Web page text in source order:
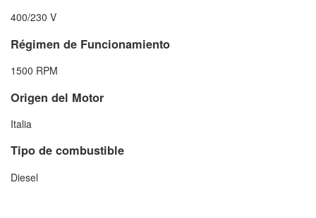
400/230 V
Régimen de Funcionamiento
1500 RPM
Origen del Motor
Italia
Tipo de combustible
Diesel